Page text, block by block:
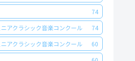
74
アクラシック音楽コンクール
74
アクラシック音楽コンクール
60